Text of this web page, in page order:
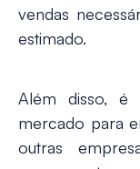
vendas
estimado.
Além disso, é
mercado para
outras